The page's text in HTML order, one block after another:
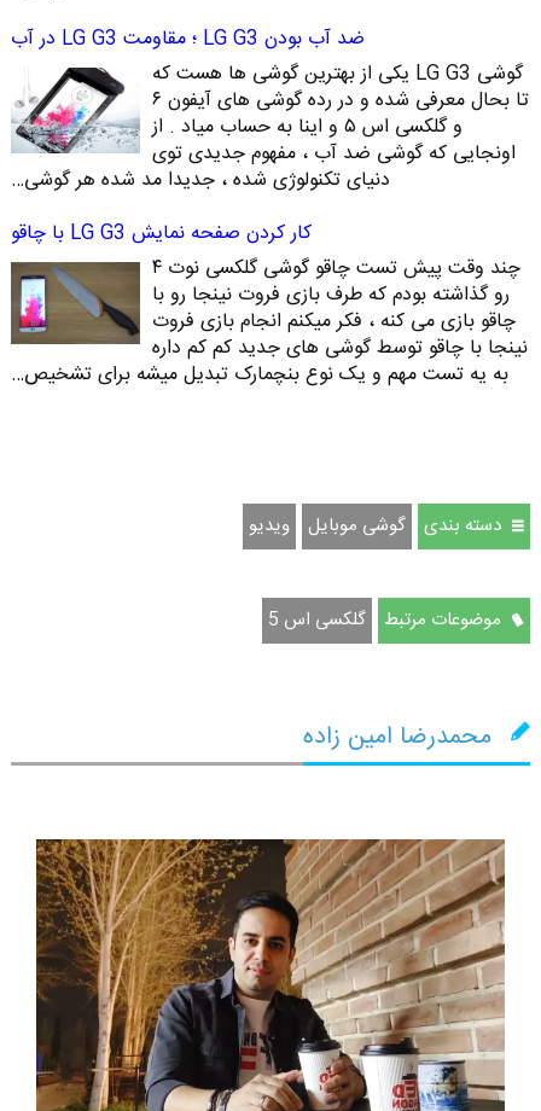
ضد آب بودن LG G3 ؛ مقاومت LG G3 در آب
گوشی LG G3 یکی از بهترین گوشی ها هست که
تا بحال معرفی شده و در رده گوشی های آیفون ۶
و گلکسی اس ۵ و اینا به حساب میاد . از
اونجایی که گوشی ضد آب ، مفهوم جدیدی توی
دنیای تکنولوژی شده ، جدیدا مد شده هر گوشی…
کار کردن صفحه نمایش LG G3 با چاقو
چند وقت پیش تست چاقو گوشی گلکسی نوت ۴
رو گذاشته بودم که طرف بازی فروت نینجا رو با
چاقو بازی می کنه ، فکر میکنم انجام بازی فروت
نینجا با چاقو توسط گوشی های جدید کم کم داره
به یه تست مهم و یک نوع بنچمارک تبدیل میشه برای تشخیص…
دسته بندی گوشی موبایل ویدیو
موضوعات مرتبط گلکسی اس 5
محمدرضا امین زاده